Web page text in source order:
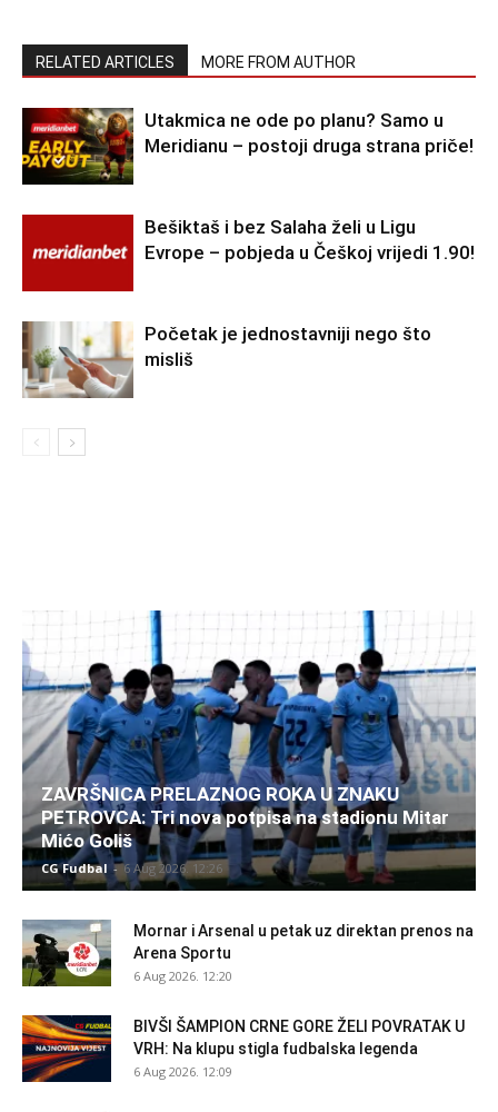
RELATED ARTICLES MORE FROM AUTHOR
Utakmica ne ode po planu? Samo u
Meridianu – postoji druga strana priče!
Bešiktaš i bez Salaha želi u Ligu
Evrope – pobjeda u Češkoj vrijedi 1.90!
Početak je jednostavniji nego što
misliš
ZAVRŠNICA PRELAZNOG ROKA U ZNAKU
PETROVCA: Tri nova potpisa na stadionu Mitar
Mićo Goliš
CG Fudbal - 6 Aug 2026. 12:26
Mornar i Arsenal u petak uz direktan prenos na
Arena Sportu
6 Aug 2026. 12:20
BIVŠI ŠAMPION CRNE GORE ŽELI POVRATAK U
VRH: Na klupu stigla fudbalska legenda
6 Aug 2026. 12:09